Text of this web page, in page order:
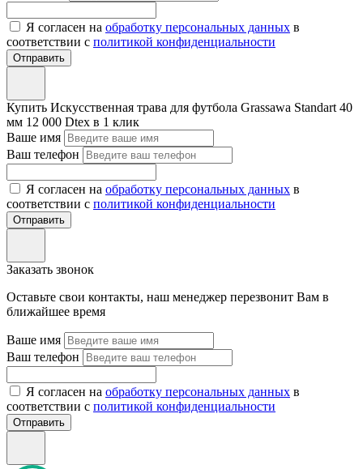
Я согласен на обработку персональных данных в
соответствии с политикой конфиденциальности
Отправить
Купить Искусственная трава для футбола Grassawa Standart 40
мм 12 000 Dtex в 1 клик
Ваше имя
Ваш телефон
Я согласен на обработку персональных данных в
соответствии с политикой конфиденциальности
Отправить
Заказать звонок
Оставьте свои контакты, наш менеджер перезвонит Вам в
ближайшее время
Ваше имя
Ваш телефон
Я согласен на обработку персональных данных в
соответствии с политикой конфиденциальности
Отправить